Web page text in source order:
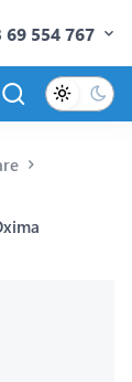
69 554 767